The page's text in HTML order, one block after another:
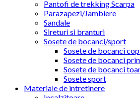
Pantofi de trekking Scarpa
Parazapezi/Jambiere
Sandale
Sireturi si branturi
Sosete de bocanci/sport
Sosete de bocanci
Sosete de bocanci
Sosete de bocanci
Sosete sport
Materiale de intretinere